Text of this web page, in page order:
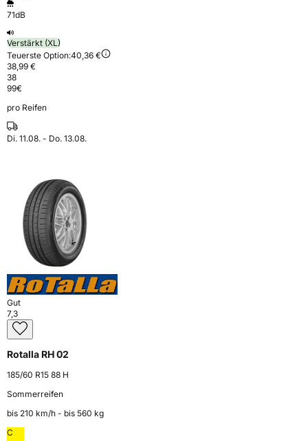
71dB
Verstärkt (XL)
Teuerste Option:40,36 €
38,99 €
38
99€
pro Reifen
Di. 11.08. - Do. 13.08.
Gut
7,3
Rotalla RH 02
185/60 R15 88 H
Sommerreifen
bis 210 km⁠/⁠h - bis 560 kg
C